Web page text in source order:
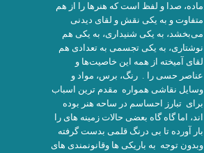
ماده، صدا و لفظ است که هنرها را از هم
متفاوت و به یکی نقش و لقای دیدنی
می‌بخشد، به یکی شنیداری، به یکی هم
نوشتاری، به یکی تجسمی به تعدادی هم
لقای آمیخته از همه این خاصیت‌ها و
عناصر حسی را . رنگ، برس، مواد و
وسايل نقاشى همواره مقدم ترين اسباب
برای تبارز احساسم در ساحه هنر بوده
اند، اما گاه گاه بعضی حالات زمينه هاى را
بار آورده تا بی درنگ قلمی بدست گرفته
وبدون توجه به باریکی ها وقانونمندی هاى